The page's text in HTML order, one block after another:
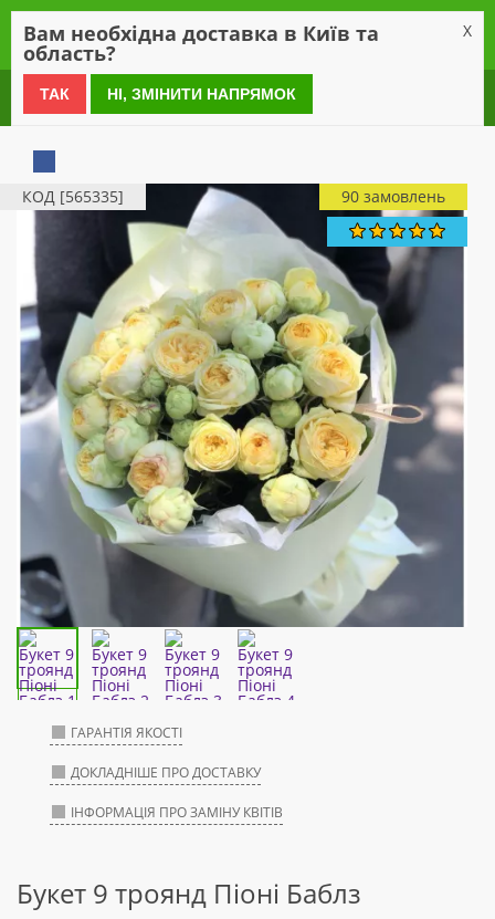
0 800 21 54 55
КОД [565335] 90 замовлень
ГАРАНТІЯ ЯКОСТІ
ДОКЛАДНІШЕ ПРО ДОСТАВКУ
ІНФОРМАЦІЯ ПРО ЗАМІНУ КВІТІВ
Букет 9 троянд Піоні Баблз
Вам необхідна доставка в Київ та
область?
X
ТАК НІ, ЗМІНИТИ НАПРЯМОК